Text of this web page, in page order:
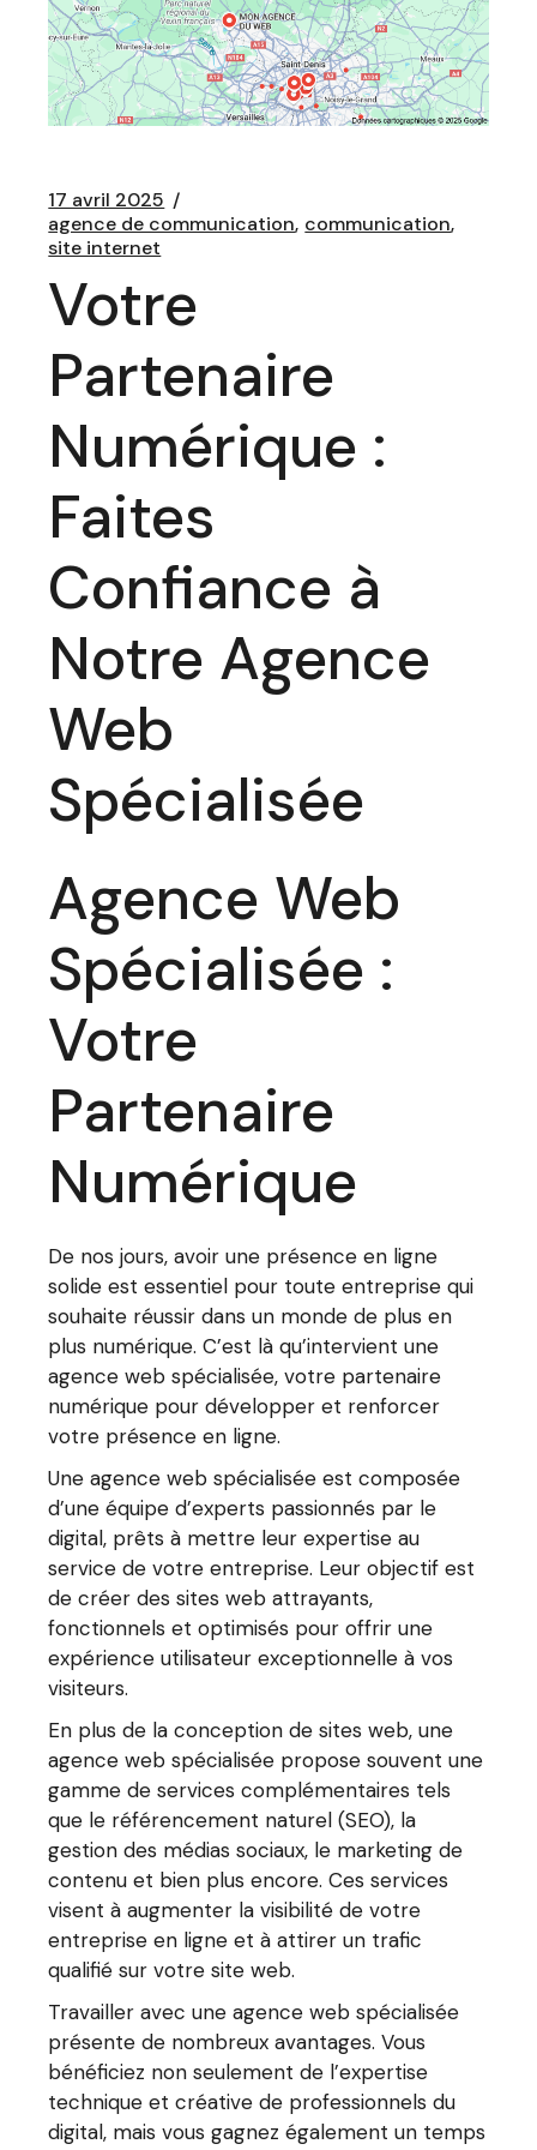
17 avril 2025
agence de communication communication
site internet
Votre
Partenaire
Numérique :
Faites
Confiance à
Notre Agence
Web
Spécialisée
Agence Web
Spécialisée :
Votre
Partenaire
Numérique
De nos jours, avoir une présence en ligne
solide est essentiel pour toute entreprise qui
souhaite réussir dans un monde de plus en
plus numérique. C’est là qu’intervient une
agence web spécialisée, votre partenaire
numérique pour développer et renforcer
votre présence en ligne.
Une agence web spécialisée est composée
d’une équipe d’experts passionnés par le
digital, prêts à mettre leur expertise au
service de votre entreprise. Leur objectif est
de créer des sites web attrayants,
fonctionnels et optimisés pour offrir une
expérience utilisateur exceptionnelle à vos
visiteurs.
En plus de la conception de sites web, une
agence web spécialisée propose souvent une
gamme de services complémentaires tels
que le référencement naturel (SEO), la
gestion des médias sociaux, le marketing de
contenu et bien plus encore. Ces services
visent à augmenter la visibilité de votre
entreprise en ligne et à attirer un trafic
qualifié sur votre site web.
Travailler avec une agence web spécialisée
présente de nombreux avantages. Vous
bénéficiez non seulement de l’expertise
technique et créative de professionnels du
digital, mais vous gagnez également un temps